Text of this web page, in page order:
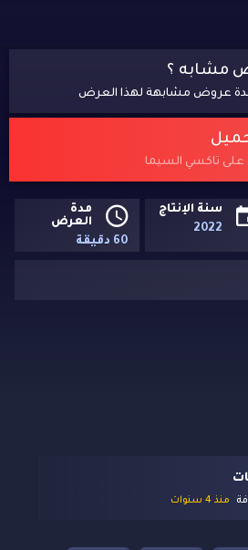
مشابه ؟
عروض مشابهة لهذا العرض
تاكسي السيما
سنة الإنتاج
2022
مدة
العرض
60 دقيقة
منذ 4 سنوات